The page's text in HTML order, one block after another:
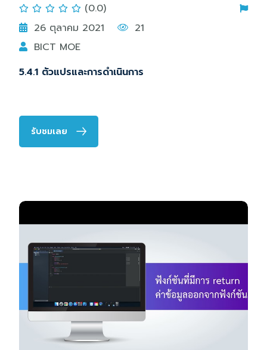
(0.0)
26 ตุลาคม 2021
21
BICT MOE
5.4.1 ตัวแปรและการดำเนินการ
รับชมเลย